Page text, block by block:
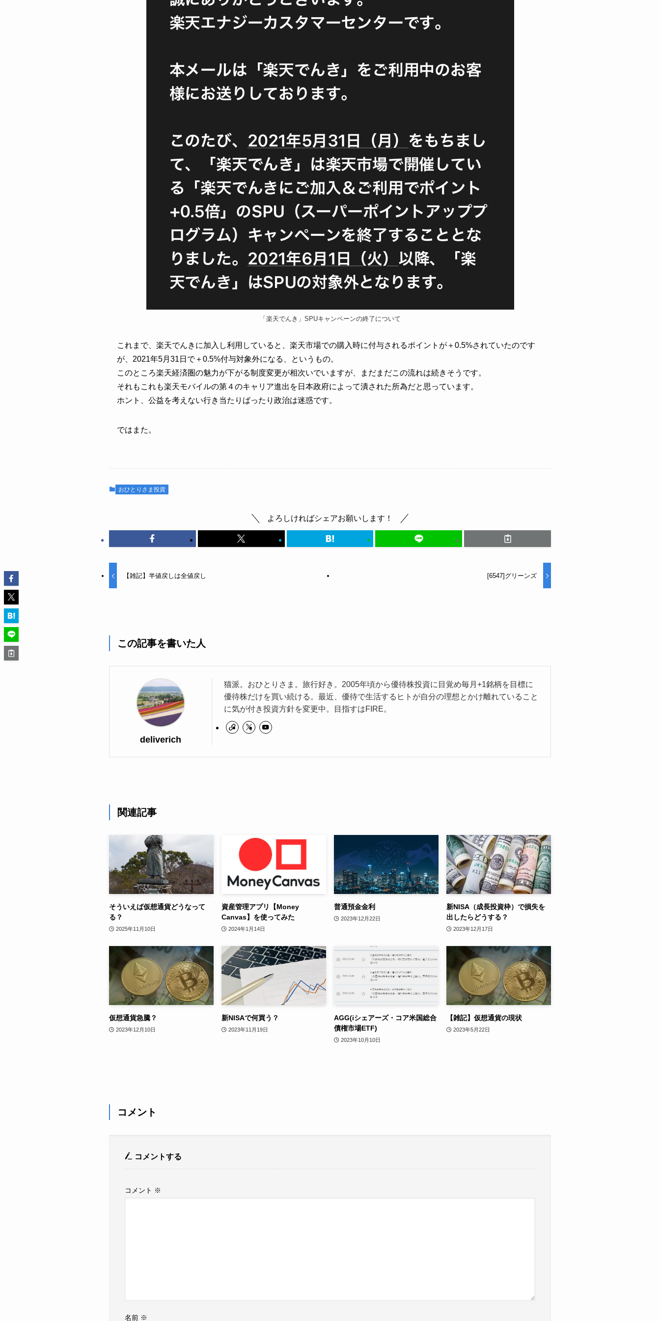
「楽天でんき」SPUキャンペーンの終了について
これまで、楽天でんきに加入し利用していると、楽天市場での購入時に付与されるポイントが＋0.5%されていたのです
が、 2021年5月31日で＋0.5%付与対象外になる
、というもの。
このところ楽天経済圏の魅力が下がる制度変更が相次いでいますが、まだまだこの流れは続きそうです。
それもこれも楽天モバイルの第４のキャリア進出を日本政府によって潰された所為だと思っています。
ホント、公益を考えない行き当たりばったり政治は迷惑です。
ではまた。
おひとりさま投資
よろしければシェアお願いします！
【雑記】半値戻しは全値戻し [6547]グリーンズ
この記事を書いた人
deliverich
猫派。おひとりさま。旅行好き。2005年頃から優待株投資に目覚め毎月+1銘柄を目標に
優待株だけを買い続ける。最近、優待で生活するヒトが自分の理想とかけ離れていること
に気が付き投資方針を変更中。目指すはFIRE。
関連記事
そういえば仮想通貨どうなって
る？
2025年11月10日
資産管理アプリ【Money
Canvas】を使ってみた
2024年1月14日
普通預金金利
2023年12月22日
新NISA（成長投資枠）で損失を
出したらどうする？
2023年12月17日
仮想通貨急騰？
2023年12月10日
新NISAで何買う？
2023年11月19日
AGG(iシェアーズ・コア米国総合
債権市場ETF)
2023年10月10日
【雑記】仮想通貨の現状
2023年5月22日
コメント
コメントする
コメント ※
名前 ※